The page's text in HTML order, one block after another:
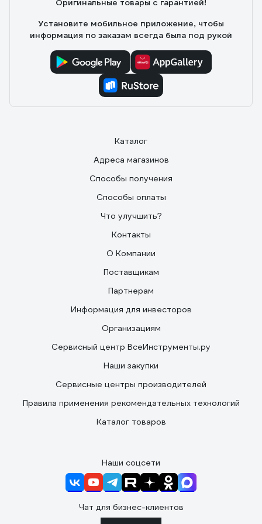
Оригинальные товары с гарантией!
Установите мобильное приложение, чтобы
информация по заказам всегда была под рукой
Каталог
Адреса магазинов
Способы получения
Способы оплаты
Что улучшить?
Контакты
О Компании
Поставщикам
Партнерам
Информация для инвесторов
Организациям
Сервисный центр ВсеИнструменты.ру
Наши закупки
Сервисные центры производителей
Правила применения рекомендательных технологий
Каталог товаров
Наши соцсети
Чат для бизнес-клиентов